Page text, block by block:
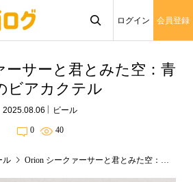

ログイン 会員登録
ーサーと君とみた空：青
ビアカクテル
2025.08.06 ビール
0 40
ル Orion シークァーサーと君とみた空：青色のビアカクテル